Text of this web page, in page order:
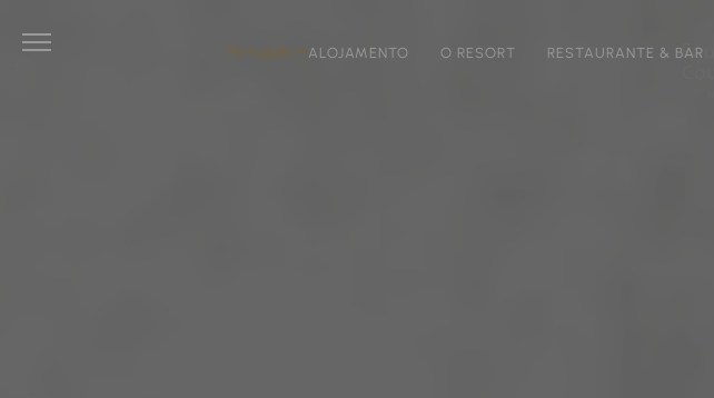
ALOJAMENTO O RESORT RESTAURANTE & BAR